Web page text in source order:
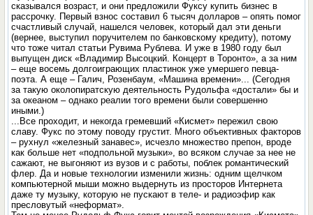
сказывался возраст, и они предложили Фуксу купить бизнес в
рассрочку. Первый взнос составил 6 тысяч долларов – опять помог
счастливый случай, нашелся человек, который дал эти деньги
(вернее, выступил поручителем по банковскому кредиту), потому
что тоже читал статьи Рувима Рублева. И уже в 1980 году был
выпущен диск «Владимир Высоцкий. Концерт в Торонто», а за ним
– еще восемь долгоиграющих пластинок уже умершего певца-
поэта. А еще – Галич, Розенбаум, «Машина времени»... (Сегодня
за такую околопиратскую деятельность Рудольфа «достали» бы и
за океаном – однако реалии того времени были совершенно
иными.)
...Все проходит, и некогда гремевший «Кисмет» пережил свою
славу. Фукс по этому поводу грустит. Много объективных факторов
– рухнул «железный занавес», исчезло множество препон, вроде
как больше нет «подпольной музыки», во всяком случае за нее не
сажают, не выгоняют из вузов и с работы, поблек романтический
флер. Да и новые технологии изменили жизнь: одним щелчком
компьютерной мыши можно выдернуть из просторов Интернета
даже ту музыку, которую не пускают в теле- и радиоэфир как
пресловутый «неформат».